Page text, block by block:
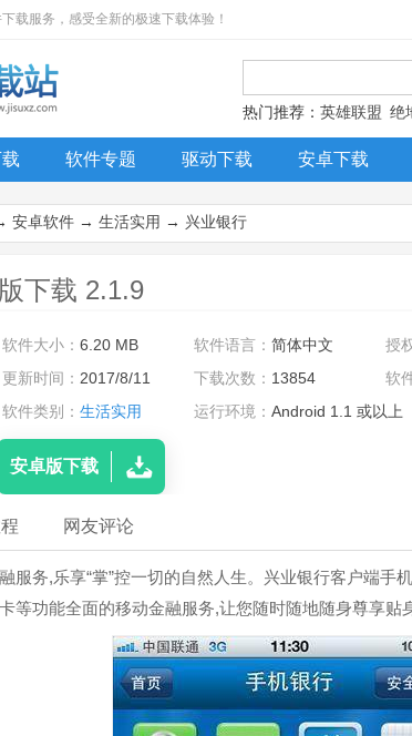
载服务，感受全新的极速下载体验！
热门推荐： 英雄联盟 绝
软件专题 驱动下载 安卓下载
安卓软件 → 生活实用 → 兴业银行
下载 2.1.9
软件大小： 6.20 MB 软件语言：简体中文 授
更新时间： 2017/8/11 下载次数： 13854
软
软件类别： 生活实用 运行环境：Android 1.1 或以上
安卓版下载
网友评论
服务,乐享“掌”控一切的自然人生。兴业银行客户端手
等功能全面的移动金融服务,让您随时随地随身尊享贴